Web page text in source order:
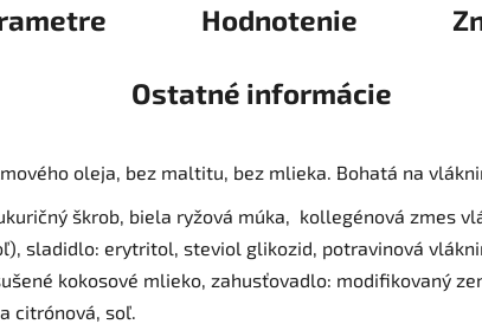
Hodnotenie
Ostatné informácie
oleja, bez maltitu, bez mlieka. Bohatá na
škrob, biela ryžová múka, kollegénová zmes
sladidlo: erytritol, steviol glikozid, potravinová
kokosové mlieko, zahusťovadlo: modifikovaný
citrónová, soľ.